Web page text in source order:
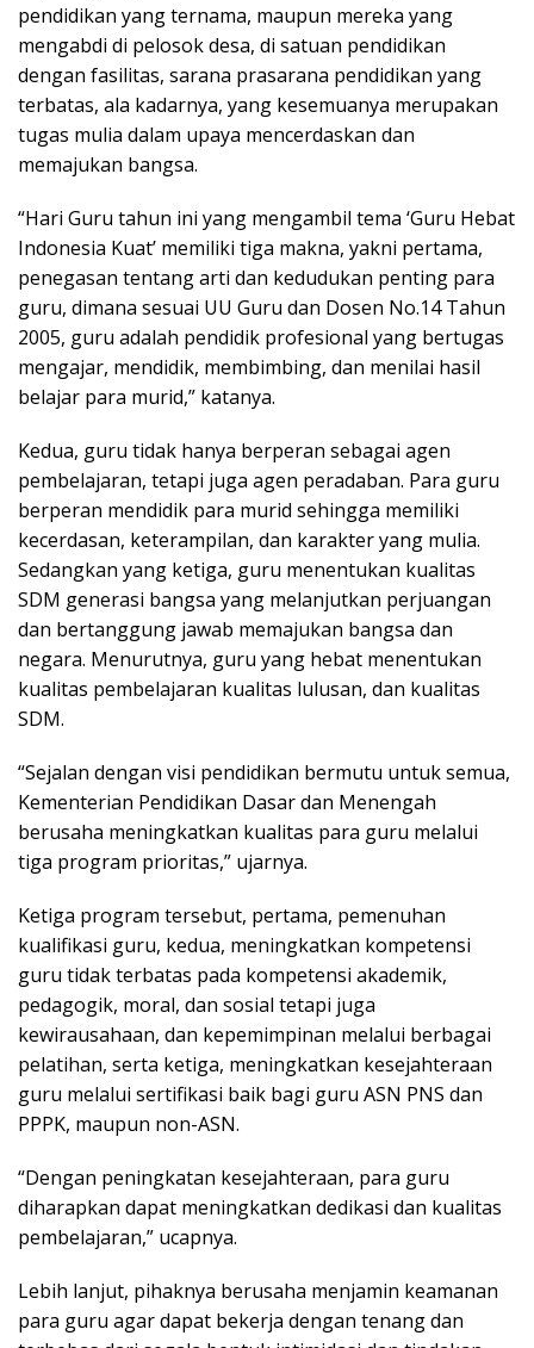
pendidikan yang ternama, maupun mereka yang
mengabdi di pelosok desa, di satuan pendidikan
dengan fasilitas, sarana prasarana pendidikan yang
terbatas, ala kadarnya, yang kesemuanya merupakan
tugas mulia dalam upaya mencerdaskan dan
memajukan bangsa.
“Hari Guru tahun ini yang mengambil tema ‘Guru Hebat
Indonesia Kuat’ memiliki tiga makna, yakni pertama,
penegasan tentang arti dan kedudukan penting para
guru, dimana sesuai UU Guru dan Dosen No.14 Tahun
2005, guru adalah pendidik profesional yang bertugas
mengajar, mendidik, membimbing, dan menilai hasil
belajar para murid,” katanya.
Kedua, guru tidak hanya berperan sebagai agen
pembelajaran, tetapi juga agen peradaban. Para guru
berperan mendidik para murid sehingga memiliki
kecerdasan, keterampilan, dan karakter yang mulia.
Sedangkan yang ketiga, guru menentukan kualitas
SDM generasi bangsa yang melanjutkan perjuangan
dan bertanggung jawab memajukan bangsa dan
negara. Menurutnya, guru yang hebat menentukan
kualitas pembelajaran kualitas lulusan, dan kualitas
SDM.
“Sejalan dengan visi pendidikan bermutu untuk semua,
Kementerian Pendidikan Dasar dan Menengah
berusaha meningkatkan kualitas para guru melalui
tiga program prioritas,” ujarnya.
Ketiga program tersebut, pertama, pemenuhan
kualifikasi guru, kedua, meningkatkan kompetensi
guru tidak terbatas pada kompetensi akademik,
pedagogik, moral, dan sosial tetapi juga
kewirausahaan, dan kepemimpinan melalui berbagai
pelatihan, serta ketiga, meningkatkan kesejahteraan
guru melalui sertifikasi baik bagi guru ASN PNS dan
PPPK, maupun non-ASN.
“Dengan peningkatan kesejahteraan, para guru
diharapkan dapat meningkatkan dedikasi dan kualitas
pembelajaran,” ucapnya.
Lebih lanjut, pihaknya berusaha menjamin keamanan
para guru agar dapat bekerja dengan tenang dan